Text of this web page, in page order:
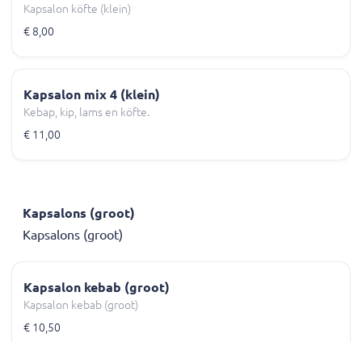
Kapsalon köfte (klein)
€ 8,00
Kapsalon mix 4 (klein)
Kebap, kip, lams en köfte.
€ 11,00
Kapsalons (groot)
Kapsalons (groot)
Kapsalon kebab (groot)
Kapsalon kebab (groot)
€ 10,50